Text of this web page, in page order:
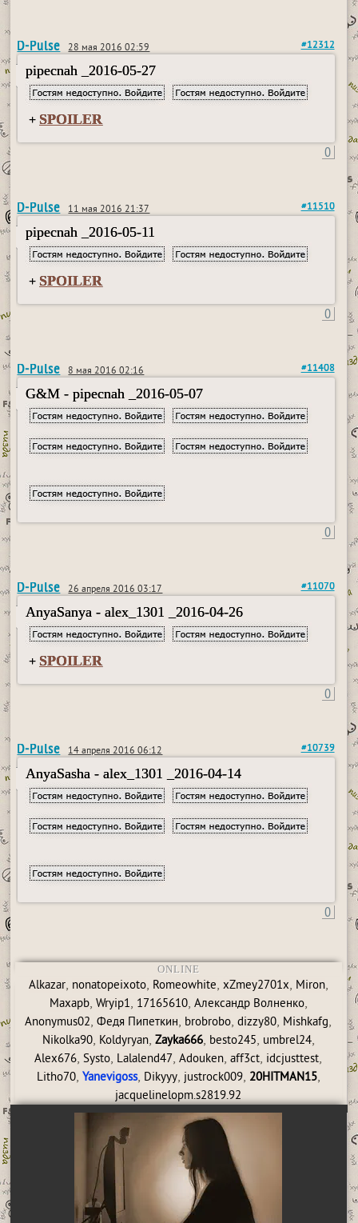
D-Pulse 28 мая 2016 02:59 #12312
pipecnah _2016-05-27
+ SPOILER
0
D-Pulse 11 мая 2016 21:37 #11510
pipecnah _2016-05-11
+ SPOILER
0
D-Pulse 8 мая 2016 02:16 #11408
G&M - pipecnah _2016-05-07
0
D-Pulse 26 апреля 2016 03:17 #11070
AnyaSanya - alex_1301 _2016-04-26
+ SPOILER
0
D-Pulse 14 апреля 2016 06:12 #10739
AnyaSasha - alex_1301 _2016-04-14
0
ONLINE
Alkazar, nonatopeixoto, Romeowhite, xZmey2701x, Miron,
Maxapb, Wryip1, 17165610, Александр Волненко,
Anonymus02,Федя Пипеткин, brobrobo,dizzy80, Mishkafg,
Nikolka90, Koldyryan, Zayka666, besto245, umbrel24,
Alex676,Systo, Lalalend47,Adouken,aff3ct, idcjusttest,
Litho70, Yanevigoss, Dikyyy, justrock009, 20HITMAN15,
jacquelinelopm.s2819.92